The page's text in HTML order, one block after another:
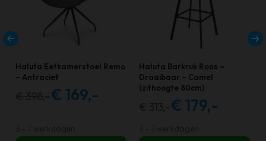
Haluta Eetkamerstoel Remo
– Antraciet
Oorspronkelijke
€ 169,-
Haluta Barkruk Roos –
Draaibaar – Camel
(zithoogte 80cm)
Oorspronkelijke
was:
€ 179,-
is: